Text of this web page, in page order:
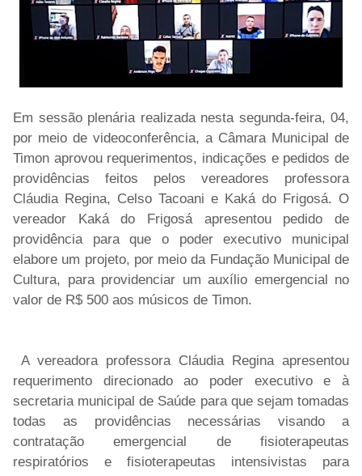
Em sessão plenária realizada nesta segunda-feira, 04,
por meio de videoconferência, a Câmara Municipal de
Timon aprovou requerimentos, indicações e pedidos de
providências feitos pelos vereadores professora
Cláudia Regina, Celso Tacoani e Kaká do Frigosá. O
vereador Kaká do Frigosá apresentou pedido de
providência para que o poder executivo municipal
elabore um projeto, por meio da Fundação Municipal de
Cultura, para providenciar um auxílio emergencial no
valor de R$ 500 aos músicos de Timon.
A vereadora professora Cláudia Regina apresentou
requerimento direcionado ao poder executivo e à
secretaria municipal de Saúde para que sejam tomadas
todas as providências necessárias visando a
contratação emergencial de fisioterapeutas
respiratórios e fisioterapeutas intensivistas para